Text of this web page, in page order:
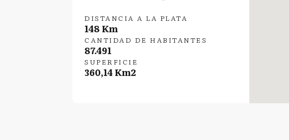
DISTANCIA A LA PLATA
148 Km
CANTIDAD DE HABITANTES
87.491
SUPERFICIE
360,14 Km2